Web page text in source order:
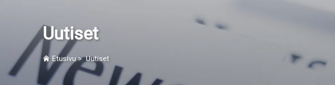
Uutiset
Etusivu>Uutiset